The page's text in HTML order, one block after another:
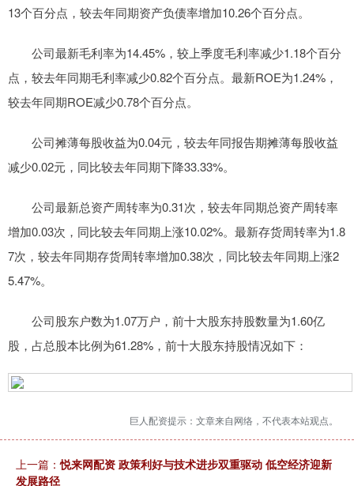
13个百分点，较去年同期资产负债率增加10.26个百分点。
公司最新毛利率为14.45%，较上季度毛利率减少1.18个百分
点，较去年同期毛利率减少0.82个百分点。最新ROE为1.24%，
较去年同期ROE减少0.78个百分点。
公司摊薄每股收益为0.04元，较去年同报告期摊薄每股收益
减少0.02元，同比较去年同期下降33.33%。
公司最新总资产周转率为0.31次，较去年同期总资产周转率
增加0.03次，同比较去年同期上涨10.02%。最新存货周转率为1.8
7次，较去年同期存货周转率增加0.38次，同比较去年同期上涨2
5.47%。
公司股东户数为1.07万户，前十大股东持股数量为1.60亿
股，占总股本比例为61.28%，前十大股东持股情况如下：
巨人配资提示：文章来自网络，不代表本站观点。
上一篇：悦来网配资 政策利好与技术进步双重驱动 低空经济迎新
发展路径